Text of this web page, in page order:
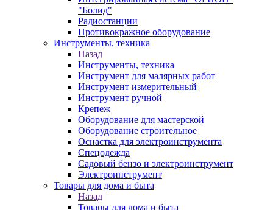
"Болид"
Радиостанции
Противокражное оборудование
Инструменты, техника
Назад
Инструменты, техника
Инструмент для малярных работ
Инструмент измерительный
Инструмент ручной
Крепеж
Оборудование для мастерской
Оборудование строительное
Оснастка для электроинструмента
Спецодежда
Садовый бензо и электроинструмент
Электроинструмент
Товары для дома и быта
Назад
Товары для дома и быта